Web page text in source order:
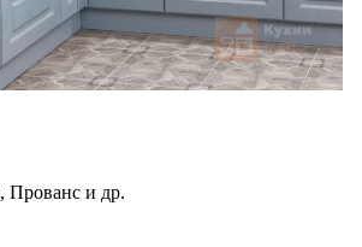
Прованс и др.